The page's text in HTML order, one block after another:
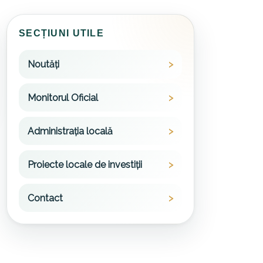
SECȚIUNI UTILE
Noutăți
Monitorul Oficial
Administrația locală
Proiecte locale de investiții
Contact